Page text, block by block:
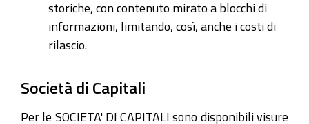
storiche, con contenuto mirato a blocchi di
informazioni, limitando, così, anche i costi di
rilascio.
Società di Capitali
Per le SOCIETA' DI CAPITALI sono disponibili visure